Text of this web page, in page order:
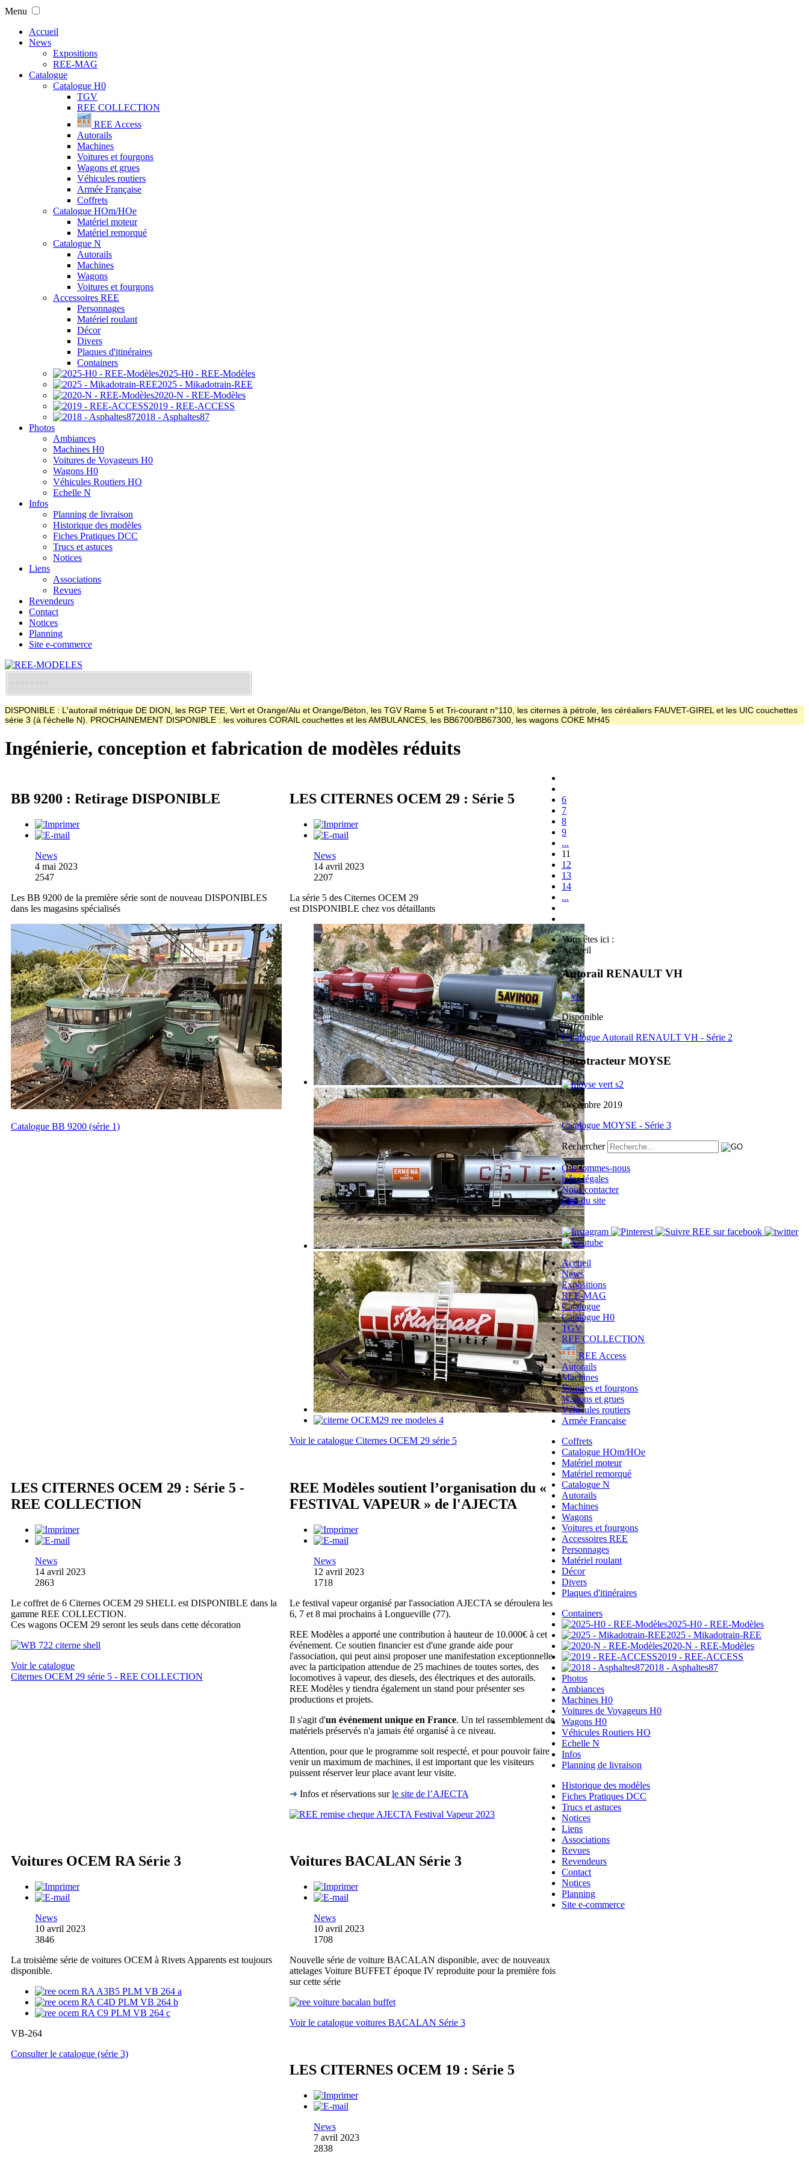
Menu
Accueil
News
Expositions
REE-MAG
Catalogue
Catalogue H0
TGV
REE COLLECTION
REE Access
Autorails
Machines
Voitures et fourgons
Wagons et grues
Véhicules routiers
Armée Française
Coffrets
Catalogue HOm/HOe
Matériel moteur
Matériel remorqué
Catalogue N
Autorails
Machines
Wagons
Voitures et fourgons
Accessoires REE
Personnages
Matériel roulant
Décor
Divers
Plaques d'itinéraires
Containers
2025-H0 - REE-Modèles
2025 - Mikadotrain-REE
2020-N - REE-Modèles
2019 - REE-ACCESS
2018 - Asphaltes87
Photos
Ambiances
Machines H0
Voitures de Voyageurs H0
Wagons H0
Véhicules Routiers HO
Echelle N
Infos
Planning de livraison
Historique des modèles
Fiches Pratiques DCC
Trucs et astuces
Notices
Liens
Associations
Revues
Revendeurs
Contact
Notices
Planning
Site e-commerce
DISPONIBLE : L'autorail métrique DE DION, les RGP TEE, Vert et Orange/Alu et Orange/Béton, les TGV Rame 5 et Tri-courant n°110, les citernes à pétrole, les céréaliers FAUVET-GIREL et les UIC couchettes
série 3 (à l'échelle N). PROCHAINEMENT DISPONIBLE : les voitures CORAIL couchettes et les AMBULANCES, les BB6700/BB67300, les wagons COKE MH45
Ingénierie, conception et fabrication de modèles réduits
BB 9200 : Retirage DISPONIBLE
News
4 mai 2023
2547
Les BB 9200 de la première série sont de nouveau DISPONIBLES
dans les magasins spécialisés
Catalogue BB 9200 (série 1)
LES CITERNES OCEM 29 : Série 5
News
14 avril 2023
2207
La série 5 des Citernes OCEM 29
est DISPONIBLE chez vos détaillants
Voir le catalogue Citernes OCEM 29 série 5
LES CITERNES OCEM 29 : Série 5 -
REE COLLECTION
News
14 avril 2023
2863
Le coffret de 6 Citernes OCEM 29 SHELL est DISPONIBLE dans la
gamme REE COLLECTION.
Ces wagons OCEM 29 seront les seuls dans cette décoration
Voir le catalogue
Citernes OCEM 29 série 5 - REE COLLECTION
REE Modèles soutient l’organisation du «
FESTIVAL VAPEUR » de l'AJECTA
News
12 avril 2023
1718
Le festival vapeur organisé par l'association AJECTA se déroulera les
6, 7 et 8 mai prochains à Longueville (77).
REE Modèles a apporté une contribution à hauteur de 10.000€ à cet
événement. Ce soutien financier est d'une grande aide pour
l'association, qui peut ainsi proposer une manifestation exceptionnelle
avec la participation attendue de 25 machines de toutes sortes, des
locomotives à vapeur, des diesels, des électriques et des autorails.
REE Modèles y tiendra également un stand pour présenter ses
productions et projets.
Il s'agit d'un événement unique en France. Un tel rassemblement de
matériels préservés n'a jamais été organisé à ce niveau.
Attention, pour que le programme soit respecté, et pour pouvoir faire
venir un maximum de machines, il est important que les visiteurs
puissent réserver leur place avant leur visite.
➜ Infos et réservations surle site de l’AJECTA
Voitures OCEM RA Série 3
News
10 avril 2023
3846
La troisième série de voitures OCEM à Rivets Apparents est toujours
disponible.
VB-264
Consulter le catalogue (série 3)
Voitures BACALAN Série 3
News
10 avril 2023
1708
Nouvelle série de voiture BACALAN disponible, avec de nouveaux
attelages Voiture BUFFET époque IV reproduite pour la première fois
sur cette série
Voir le catalogue voitures BACALAN Série 3
LES CITERNES OCEM 19 : Série 5
News
7 avril 2023
2838
6
7
8
9
...
11
12
13
14
...
Vous êtes ici :
Accueil
Autorail RENAULT VH
Disponible
Catalogue Autorail RENAULT VH - Série 2
Locotracteur MOYSE
Décembre 2019
Catalogue MOYSE - Série 3
Rechercher
Qui sommes-nous
infos légales
Nous contacter
Plan du site
-
Accueil
News
Expositions
REE-MAG
Catalogue
Catalogue H0
TGV
REE COLLECTION
REE Access
Autorails
Machines
Voitures et fourgons
Wagons et grues
Véhicules routiers
Armée Française
Coffrets
Catalogue HOm/HOe
Matériel moteur
Matériel remorqué
Catalogue N
Autorails
Machines
Wagons
Voitures et fourgons
Accessoires REE
Personnages
Matériel roulant
Décor
Divers
Plaques d'itinéraires
Containers
2025-H0 - REE-Modèles
2025 - Mikadotrain-REE
2020-N - REE-Modèles
2019 - REE-ACCESS
2018 - Asphaltes87
Photos
Ambiances
Machines H0
Voitures de Voyageurs H0
Wagons H0
Véhicules Routiers HO
Echelle N
Infos
Planning de livraison
Historique des modèles
Fiches Pratiques DCC
Trucs et astuces
Notices
Liens
Associations
Revues
Revendeurs
Contact
Notices
Planning
Site e-commerce